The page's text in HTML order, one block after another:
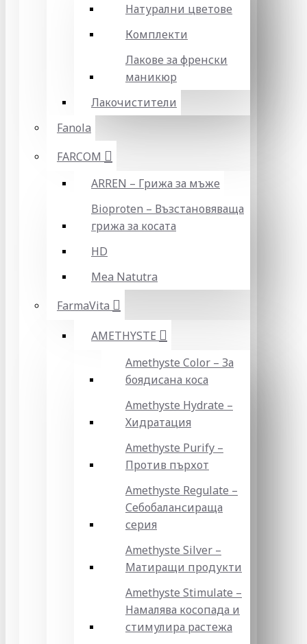
Натурални цветове
Комплекти
Лакове за френски
маникюр
Лакочистители
Fanola
FARCOM
ARREN – Грижа за мъже
Bioproten – Възстановяваща
грижа за косата
HD
Mea Natutra
FarmaVita
AMETHYSTE
Amethyste Color – За
боядисана коса
Amethyste Hydrate –
Хидратация
Amethyste Purify –
Против пърхот
Amethyste Regulate –
Себобалансираща
серия
Amethyste Silver –
Матиращи продукти
Amethyste Stimulate –
Намалява косопада и
стимулира растежа